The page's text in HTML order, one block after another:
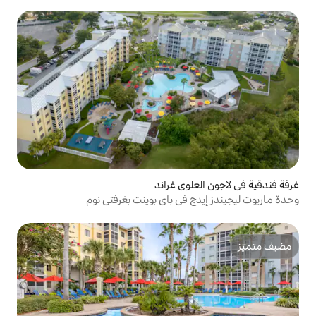
غراند
باي بوينت بغرفتي نوم